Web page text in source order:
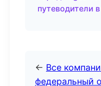
путеводители
← Все
федеральный